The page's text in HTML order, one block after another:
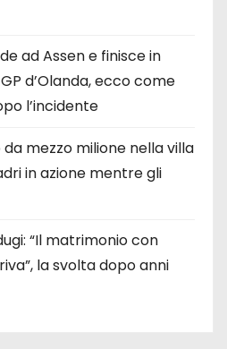
ad Assen e finisce in
d’Olanda, ecco come
l’incidente
mezzo milione nella villa
in azione mentre gli
“Il matrimonio con
la svolta dopo anni